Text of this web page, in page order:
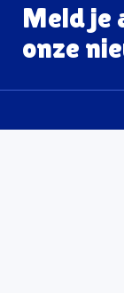
Meld je
onze